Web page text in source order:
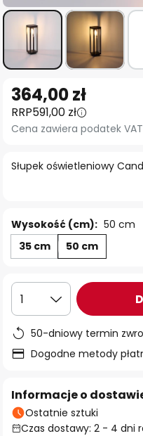
na
początek
galerii
Słupek oświetleniowy
364,00 zł
RRP591,00 zł
Cena zawiera podatek
Wysokość (cm): 50 cm
35 cm
50 cm
1
50-dniowy termin
Dogodne metody
Informacje o
Ostatnie sztuki
Czas dostawy: 2 - 4 dni